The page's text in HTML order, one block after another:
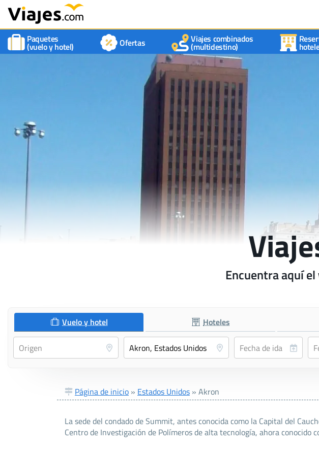
Paquetes
(vuelo y hotel) Ofertas Viajes combinados
(multidestino)
Encuentra aquí
Vuelo y hotel Hoteles
Página de inicio » Estados Unidos » Akron
La sede del condado de Summit, antes conocida como la Capital del
Centro de Investigación de Polímeros de alta tecnología, ahora conocido